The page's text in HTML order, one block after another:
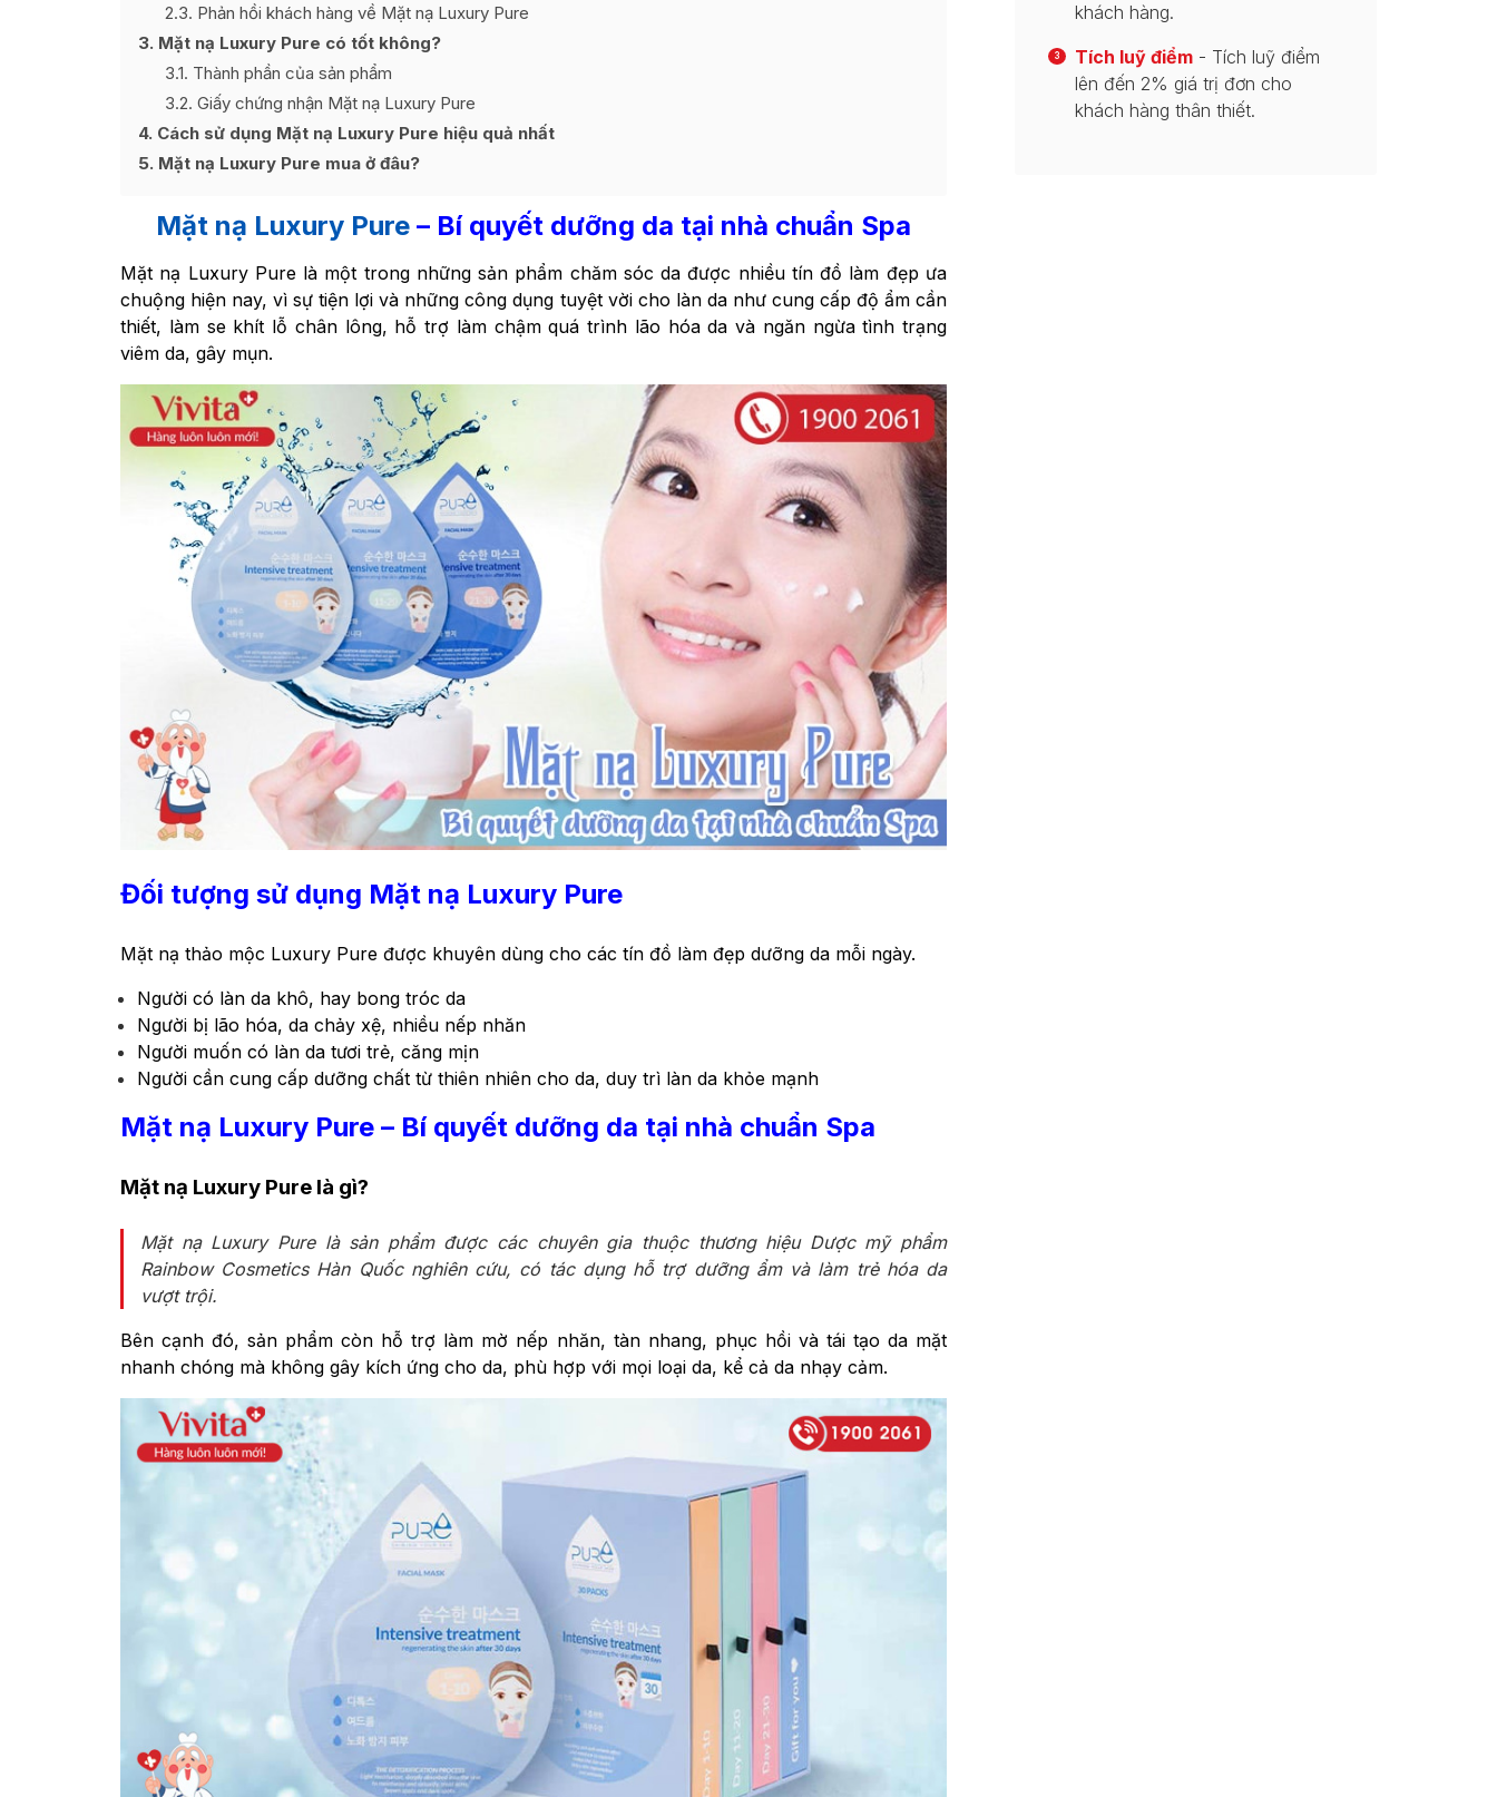
2.3 Phản hồi khách hàng về Mặt nạ Luxury Pure
3 Mặt nạ Luxury Pure có tốt không?
3.1 Thành phần của sản phẩm
3.2 Giấy chứng nhận Mặt nạ Luxury Pure
4 Cách sử dụng Mặt nạ Luxury Pure hiệu quả nhất
5 Mặt nạ Luxury Pure mua ở đâu?
Mặt nạ Luxury Pure – Bí quyết dưỡng da tại nhà chuẩn Spa
Mặt nạ Luxury Pure là một trong những sản phẩm chăm sóc da được nhiều tín đồ làm đẹp ưa
chuộng hiện nay, vì sự tiện lợi và những công dụng tuyệt vời cho làn da như cung cấp độ ẩm cần
thiết, làm se khít lỗ chân lông, hỗ trợ làm chậm quá trình lão hóa da và ngăn ngừa tình trạng
viêm da, gây mụn.
Đối tượng sử dụng Mặt nạ Luxury Pure
Mặt nạ thảo mộc Luxury Pure được khuyên dùng cho các tín đồ làm đẹp dưỡng da mỗi ngày.
Người có làn da khô, hay bong tróc da
Người bị lão hóa, da chảy xệ, nhiều nếp nhăn
Người muốn có làn da tươi trẻ, căng mịn
Người cần cung cấp dưỡng chất từ thiên nhiên cho da, duy trì làn da khỏe mạnh
Mặt nạ Luxury Pure – Bí quyết dưỡng da tại nhà chuẩn Spa
Mặt nạ Luxury Pure là gì?
Mặt nạ Luxury Pure là sản phẩm được các chuyên gia thuộc thương hiệu Dược mỹ phẩm
Rainbow Cosmetics Hàn Quốc nghiên cứu, có tác dụng hỗ trợ dưỡng ẩm và làm trẻ hóa da
vượt trội.
Bên cạnh đó, sản phẩm còn hỗ trợ làm mờ nếp nhăn, tàn nhang, phục hồi và tái tạo da mặt
nhanh chóng mà không gây kích ứng cho da, phù hợp với mọi loại da, kể cả da nhạy cảm.
khách hàng.
3 Tích luỹ điểm - Tích luỹ điểm
lên đến 2% giá trị đơn cho
khách hàng thân thiết.